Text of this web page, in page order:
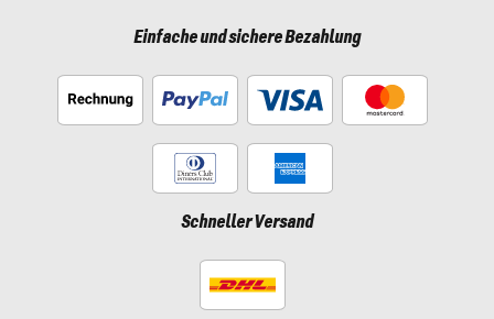
Einfache und sichere Bezahlung
Schneller Versand